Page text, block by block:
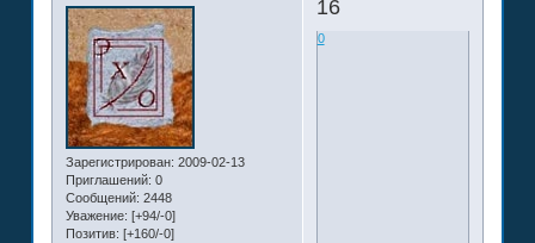
Зарегистрирован: 2009-02-13
Приглашений: 0
Сообщений: 2448
Уважение: [+94/-0]
Позитив: [+160/-0]
16
0